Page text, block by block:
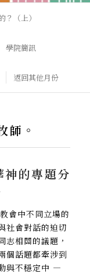
（上）
學院簡訊
返回其他月份
師。
神的專題分
會中不同立場的
社會對話的迫切
志相關的議題，
個話題都牽涉到
與不穩定中 —